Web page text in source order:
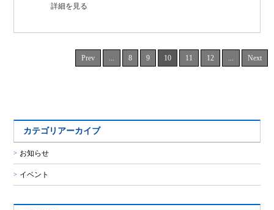
詳細を見る
Prev ... 8 9 10 11 12 ... Next
カテゴリアーカイブ
お知らせ
イベント